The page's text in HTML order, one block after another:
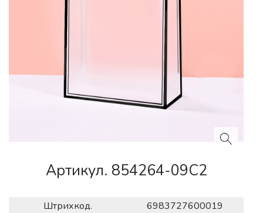
Артикул. 854264-09C2
Штрихкод. 6983727600019